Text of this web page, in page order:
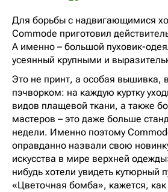
Для борьбы с надвигающимися
Commode приготовил
А именно – большой пуховик-
усеянный крупными и
Это не принт, а особая вышивка,
пэчворком: на каждую куртку
видов плащевой ткани, а также
мастеров – это даже больше
недели. Именно поэтому
оправданно назвали свою
искусства в мире верхней
нибудь хотели увидеть кутюрный
«Цветочная бомба», кажется,